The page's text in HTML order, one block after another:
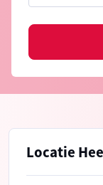
Locatie